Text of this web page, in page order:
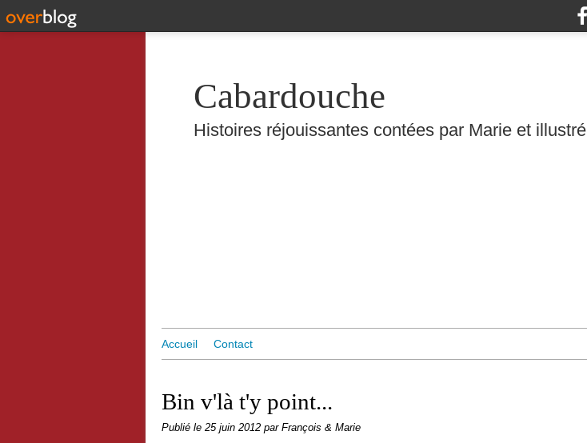
Cabardouche
Histoires réjouissantes contées par Marie et
Accueil Contact
Bin v'là t'y point...
Publié le 25 juin 2012 par François & Marie